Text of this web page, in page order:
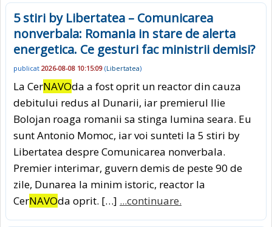
5 stiri by Libertatea – Comunicarea
nonverbala: Romania in stare de alerta
energetica. Ce gesturi fac ministrii demisi?
publicat 2026-08-08 10:15:09 (Libertatea)
La CerNAVOda a fost oprit un reactor din cauza
debitului redus al Dunarii, iar premierul Ilie
Bolojan roaga romanii sa stinga lumina seara. Eu
sunt Antonio Momoc, iar voi sunteti la 5 stiri by
Libertatea despre Comunicarea nonverbala.
Premier interimar, guvern demis de peste 90 de
zile, Dunarea la minim istoric, reactor la
CerNAVOda oprit. […] ...continuare.